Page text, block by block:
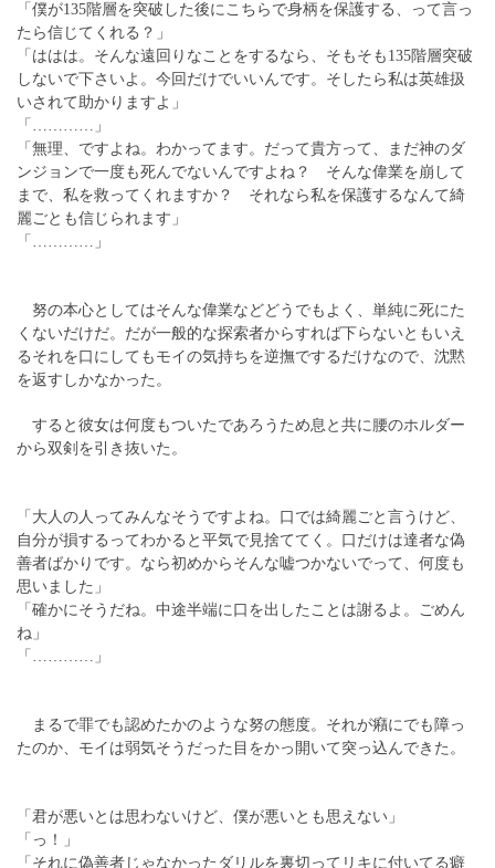
「僕が135階層を突破した後にこちらで身柄を保護する、って言っ
たら信じてくれる？」
「ははは。そんな遠回りなことをするなら、そもそも135階層突破
しないで下さいよ。今回だけでいいんです。そしたら私は英雄扱
いされて助かりますよ」
「…………」
「無理、ですよね。わかってます。だって貴方って、まだ神のダ
ンジョンで一度も死んでないんですよね？ そんな偉業を崩して
まで、私を救ってくれますか？ それなら私を保護するなんて綺
麗ごとも信じられます」
「…………」
努の本心としてはそんな偉業などどうでもよく、単純に死にた
くないだけだ。だが一般的な探索者からすれば下らないともいえ
るそれを口にしてもモイの気持ちを逆撫でするだけなので、沈黙
を返すしかなかった。
すると彼女は何度もついたであろうため息と共に腰のホルダー
から双剣を引き抜いた。
「大人の人ってみんなそうですよね。口では綺麗ごと言うけど、
自分が損するってわかると平気で見捨ててく。口だけは達者な偽
善者ばかりです。なら初めからそんな嘘つかないでって、何度も
思いました」
「確かにそうだね。中途半端に口を出したことは謝るよ。ごめん
ね」
「…………」
まるで罪でも認めたかのような努の態度。それが癪にでも障っ
たのか、モイは弱気そうだった目をかっ開いて突っ込んできた。
「君が悪いとは思わないけど、僕が悪いとも思えない」
「っ！」
「それに偽善者じゃなかったダリルを裏切ってリキに付いてる癖